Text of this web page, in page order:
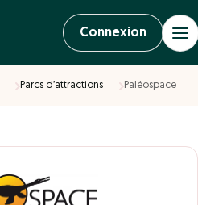
Connexion
Parcs d’attractions Paléospace